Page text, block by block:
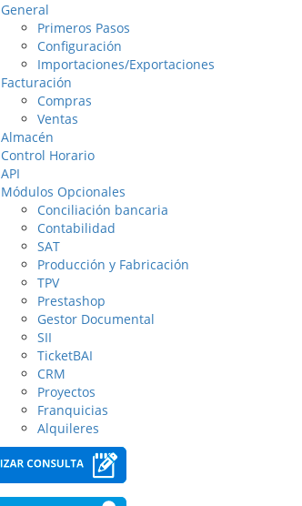
General
Primeros Pasos
Configuración
Importaciones/Exportaciones
Facturación
Compras
Ventas
Almacén
Control Horario
API
Módulos Opcionales
Conciliación bancaria
Contabilidad
SAT
Producción y Fabricación
TPV
Prestashop
Gestor Documental
SII
TicketBAI
CRM
Proyectos
Franquicias
Alquileres